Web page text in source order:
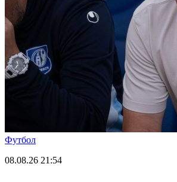
Футбол
08.08.26 21:54